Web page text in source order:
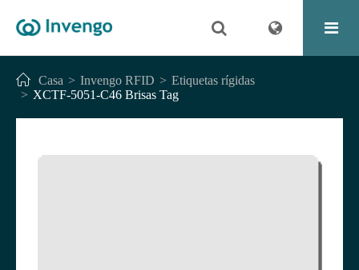
Casa Invengo RFID
Etiquetas rígidas
XCTF-5051-C46 Brisas Tag